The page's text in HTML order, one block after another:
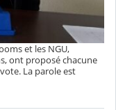
et les NGU,
ont proposé chacune
La parole est